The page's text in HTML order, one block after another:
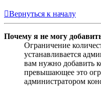
Вернуться к началу
Почему я не могу
Ограничение
устанавливается
вам нужно добавить
превышающее это
администратором